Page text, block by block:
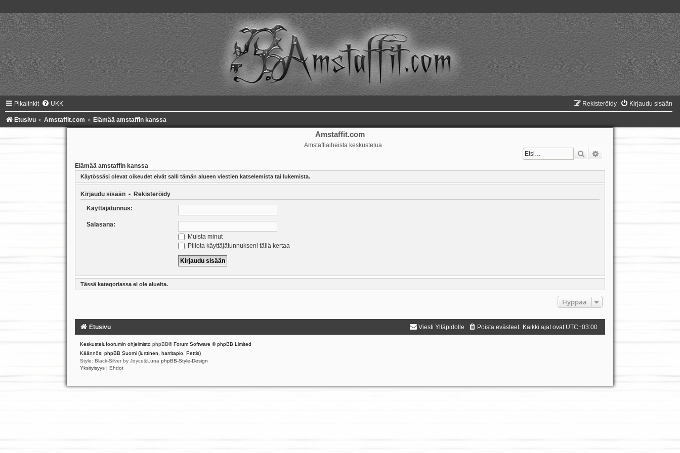
Pikalinkit UKK Kirjaudu sisään
Rekisteröidy
Etusivu Amstaffit.com Elämää amstaffin kanssa
Amstaffit.com
Amstaffiaiheista keskustelua
Etsi
Elämää amstaffin kanssa
Käytössäsi olevat oikeudet eivät salli tämän alueen viestien katselemista tai lukemista.
Kirjaudu sisään• Rekisteröidy
Käyttäjätunnus:
Salasana:
Muista minut
Piilota käyttäjätunnukseni tällä kertaa
Tässä kategoriassa ei ole alueita.
Hyppää
Etusivu Kaikki ajat ovat UTC+03:00
Poista evästeet
Viesti Ylläpidolle
Keskustelufoorumin ohjelmisto phpBB® Forum Software © phpBB Limited
Käännös: phpBB Suomi (lurttinen, harritapio, Pettis)
Style: Black-Silver by Joyce&Luna phpBB-Style-Design
Yksityisyys | Ehdot